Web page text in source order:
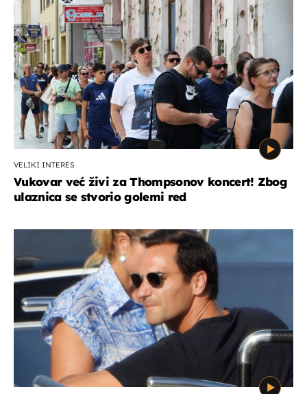
VELIKI INTERES
Vukovar već živi za Thompsonov koncert! Zbog
ulaznica se stvorio golemi red